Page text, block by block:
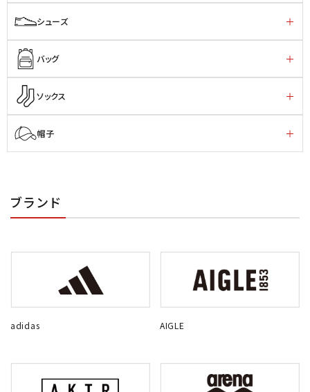
シューズ
バッグ
ソックス
帽子
ブランド
adidas AIGLE